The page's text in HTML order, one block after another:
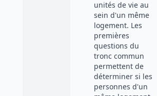
unités de vie au
sein d'un même
logement. Les
premières
questions du
tronc commun
permettent de
déterminer si les
personnes d'un